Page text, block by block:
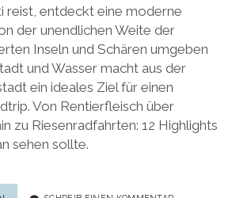
reist, entdeckt eine moderne
der unendlichen Weite der
Inseln und Schären umgeben
und Wasser macht aus der
ein ideales Ziel für einen
Von Rentierfleisch über
zu Riesenradfahrten: 12 Highlights
sehen sollte.